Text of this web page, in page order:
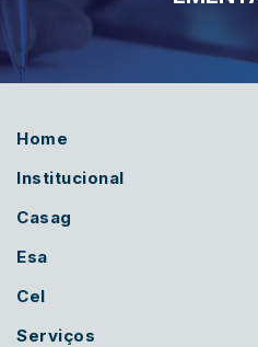
Home
Institucional
Casag
Esa
Cel
Serviços